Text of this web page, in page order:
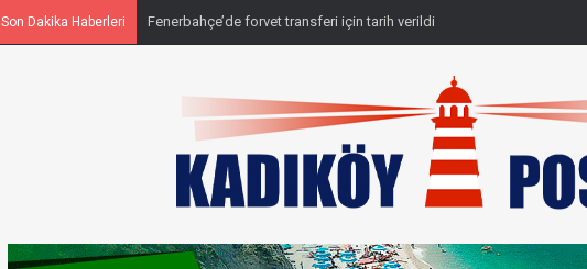
Son Dakika Haberleri Fenerbahçe’de forvet transferi için tarih verildi